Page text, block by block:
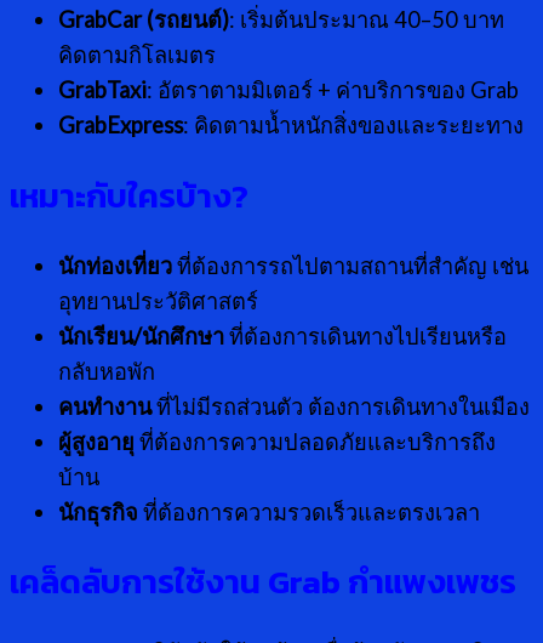
GrabCar (รถยนต์): เริ่มต้นประมาณ 40–50 บาท
คิดตามกิโลเมตร
GrabTaxi: อัตราตามมิเตอร์ + ค่าบริการของ Grab
GrabExpress: คิดตามน้ำหนักสิ่งของและระยะทาง
เหมาะกับใครบ้าง?
นักท่องเที่ยวที่ต้องการรถไปตามสถานที่สำคัญ เช่น
อุทยานประวัติศาสตร์
นักเรียน/นักศึกษาที่ต้องการเดินทางไปเรียนหรือ
กลับหอพัก
คนทำงานที่ไม่มีรถส่วนตัว ต้องการเดินทางในเมือง
ผู้สูงอายุ ที่ต้องการความปลอดภัยและบริการถึง
บ้าน
นักธุรกิจ ที่ต้องการความรวดเร็วและตรงเวลา
เคล็ดลับการใช้งานGrab กำแพงเพชร